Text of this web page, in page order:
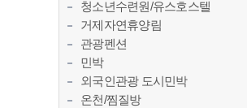
청소년수련원/유스호스텔
거제자연휴양림
관광펜션
민박
외국인관광 도시민박
온천/찜질방